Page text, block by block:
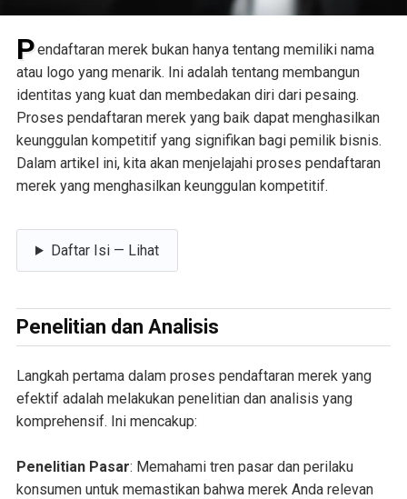
Pendaftaran merek bukan hanya tentang memiliki nama
atau logo yang menarik. Ini adalah tentang membangun
identitas yang kuat dan membedakan diri dari pesaing.
Proses pendaftaran merek yang baik dapat menghasilkan
keunggulan kompetitif yang signifikan bagi pemilik bisnis.
Dalam artikel ini, kita akan menjelajahi proses pendaftaran
merek yang menghasilkan keunggulan kompetitif.
Daftar Isi — Lihat
Penelitian dan Analisis
Langkah pertama dalam proses pendaftaran merek yang
efektif adalah melakukan penelitian dan analisis yang
komprehensif. Ini mencakup:
Penelitian Pasar: Memahami tren pasar dan perilaku
konsumen untuk memastikan bahwa merek Anda relevan